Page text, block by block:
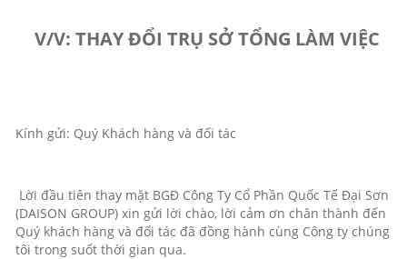
V/V: THAY ĐỔI TRỤ SỞ TỔNG LÀM VIỆC
Kính gửi: Quý Khách hàng và đối tác
Lời đầu tiên thay mặt BGĐ Công Ty Cổ Phần Quốc Tế Đại Sơn
(DAISON GROUP) xin gửi lời chào, lời cảm ơn chân thành đến
Quý khách hàng và đối tác đã đồng hành cùng Công ty chúng
tôi trong suốt thời gian qua.